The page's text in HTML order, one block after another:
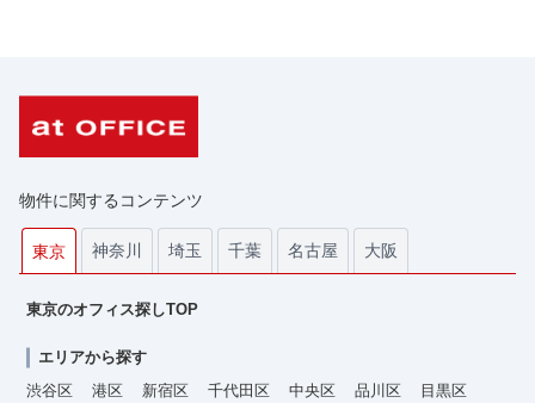
物件に関するコンテンツ
東京 神奈川 埼玉 千葉 名古屋 大阪
東京のオフィス探しTOP
エリアから探す
渋谷区
港区 新宿区 千代田区 中央区 品川区
目黒区